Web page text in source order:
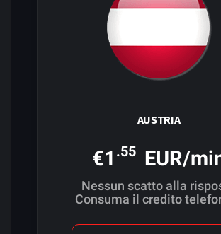
AUSTRIA
€1 .55 EUR/
Nessun scatto alla
Consuma il credito